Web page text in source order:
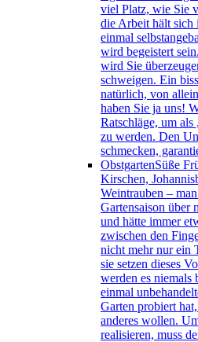
viel Platz, wie Sie
die Arbeit hält sich
einmal
wird begeistert
wird Sie
schweigen. Ein
natürlich, von
haben Sie ja uns!
Ratschläge, um als
zu werden. Den
schmecken,
ObstgartenSüße
Kirschen,
Weintrauben –
Gartensaison über
und hätte immer
zwischen den
nicht mehr nur ein
sie setzen dieses
werden es niemals
einmal
Garten probiert
anderes wollen.
realisieren, muss